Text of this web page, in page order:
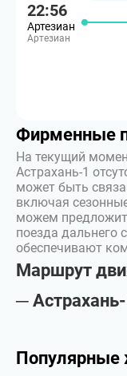
22:56
Артезиан
Артезиан
Фирменные
На текущий
Астрахань-1
может быть
включая
можем
поезда дальнего
обеспечивают
Маршрут
─